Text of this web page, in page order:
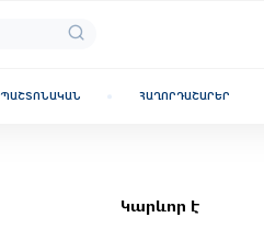
ՊԱՇՏՈՆԱԿԱՆ ՀԱՂՈՐԴԱՇԱՐԵՐ
Կարևոր է